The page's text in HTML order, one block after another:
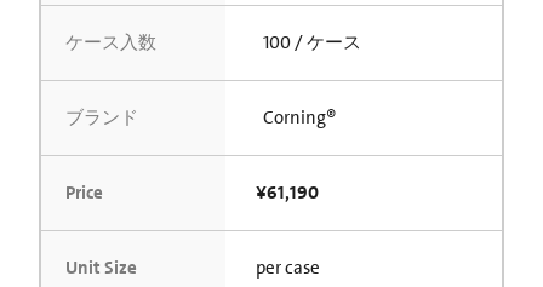
ケース入数 100 / ケース
ブランド Corning®
Price ¥61,190
Unit Size per case